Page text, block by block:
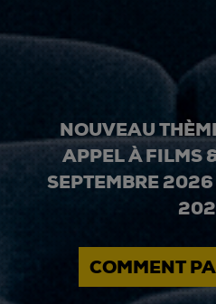
NOUVEAU
APPEL À FILMS
SEPTEMBRE
COMMENT